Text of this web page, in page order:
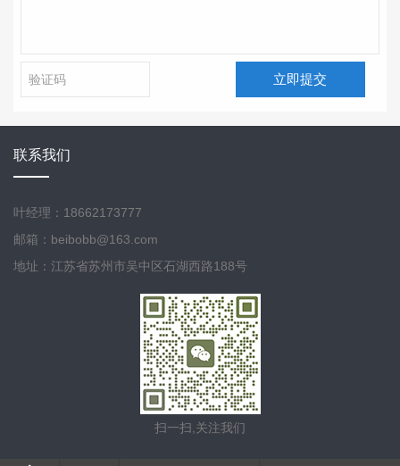
立即提交
联系我们
叶经理：18662173777
邮箱：beibobb@163.com
地址：江苏省苏州市吴中区石湖西路188号
扫一扫,关注我们